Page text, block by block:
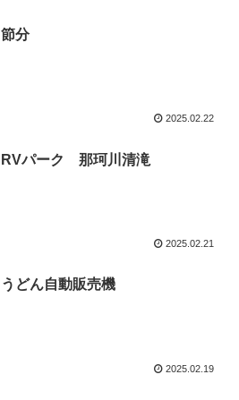
節分
2025.02.22
RVパーク 那珂川清滝
2025.02.21
うどん自動販売機
2025.02.19